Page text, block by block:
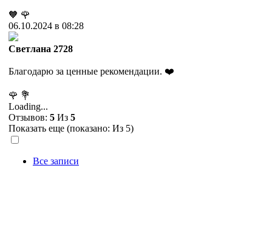
🧡 🌹
06.10.2024 в 08:28
Cветлана 2728
Благодарю за ценные рекомендации. ❤️
🌹 💐
Loading...
Отзывов: 5 Из 5
Показать еще (показано: Из 5)
Все записи